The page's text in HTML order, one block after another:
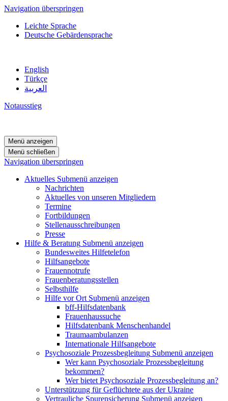
Navigation überspringen
Leichte Sprache
Deutsche Gebärdensprache
English
Türkçe
العربية
Notausstieg
Menü anzeigen
Menü schließen
Navigation überspringen
Aktuelles Submenü anzeigen
Nachrichten
Aktuelles von unseren Mitgliedern
Termine
Fortbildungen
Stellenausschreibungen
Presse
Hilfe & Beratung Submenü anzeigen
Bundesweites Hilfetelefon
Hilfsangebote
Frauennotrufe
Frauenberatungsstellen
Selbsthilfe
Hilfe vor Ort Submenü anzeigen
bff-Hilfsdatenbank
Frauenhaussuche
Hilfsdatenbank Menschenhandel
Traumaambulanzen
Internationale Hilfsangebote
Psychosoziale Prozessbegleitung Submenü anzeigen
Wer kann Psychosoziale Prozessbegleitung
bekommen?
Wer bietet Psychosoziale Prozessbegleitung an?
Unterstützung für Geflüchtete aus der Ukraine
Vertrauliche Spurensicherung Submenü anzeigen